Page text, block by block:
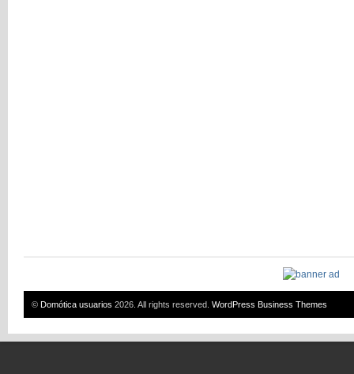
© Domótica usuarios 2026. All rights reserved. WordPress Business Themes